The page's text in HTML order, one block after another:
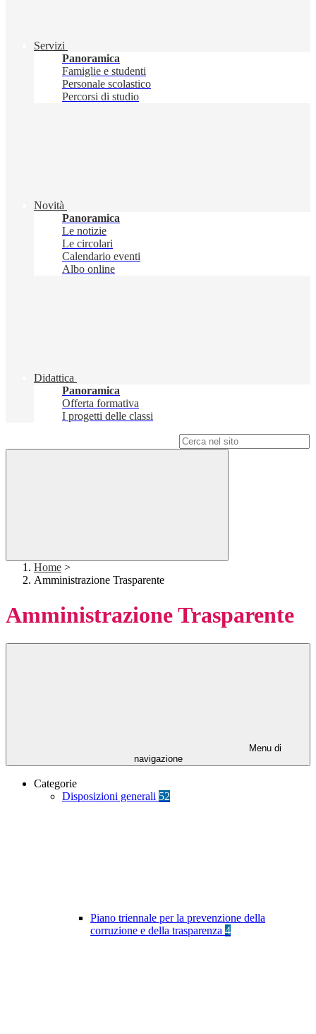
Servizi
Panoramica
Famiglie e studenti
Personale scolastico
Percorsi di studio
Novità
Panoramica
Le notizie
Le circolari
Calendario eventi
Albo online
Didattica
Panoramica
Offerta formativa
I progetti delle classi
Home >
Amministrazione Trasparente
Amministrazione Trasparente
Menu di
navigazione
Categorie
Disposizioni generali 52
Piano triennale per la prevenzione della
corruzione e della trasparenza 4